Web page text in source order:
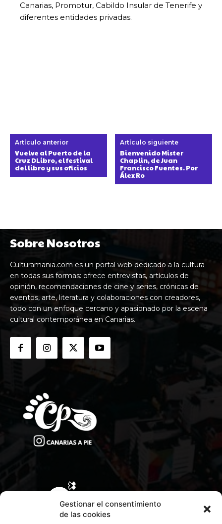
Gestionar el consentimiento
de las cookies
Canarias, Promotur, Cabildo Insular de Tenerife y
diferentes entidades privadas.
Artículo anterior
Vuelve al Puerto de la
Cruz DLibro, el festival
del libro y sus oficios
Artículo siguiente
Bienvenido Mister
Chaplin, de Juan
Francisco Fuentes. Por
Álex Ro
Sobre Nosotros
Culturamania.com es un portal web dedicado a la cultura
en todas sus formas: ofrece entrevistas, artículos de
opinión, recomendaciones de cine y series, crónicas de
eventos, arte, literatura y colaboraciones con creadores,
todo con un enfoque cercano y apasionado por la escena
cultural contemporánea en Canarias.